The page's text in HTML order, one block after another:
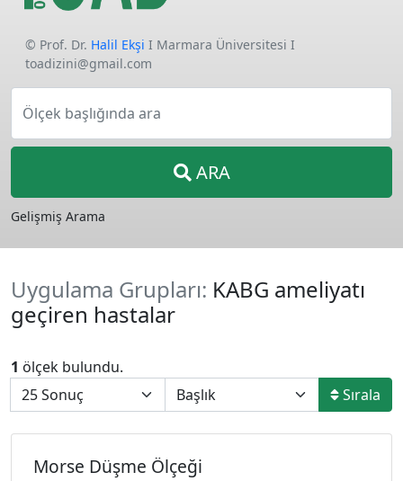
© Prof. Dr. Halil Ekşi I Marmara Üniversitesi I
toadizini@gmail.com
Ölçek başlığında ara
ARA
Gelişmiş Arama
Uygulama Grupları: KABG ameliyatı
geçiren hastalar
1 ölçek bulundu.
Sırala
Morse Düşme Ölçeği